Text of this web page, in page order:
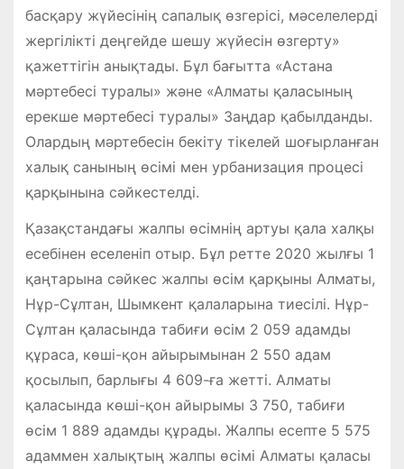
басқару жүйесінің сапалық өзгерісі, мәселелерді
жергілікті деңгейде шешу жүйесін өзгерту»
қажеттігін анықтады. Бұл бағытта «Астана
мәртебесі туралы» және «Алматы қаласының
ерекше мәртебесі туралы» Заңдар қабылданды.
Олардың мәртебесін бекіту тікелей шоғырланған
халық санының өсімі мен урбанизация процесі
қарқынына сәйкестелді.
Қазақстандағы жалпы өсімнің артуы қала халқы
есебінен еселеніп отыр. Бұл ретте 2020 жылғы 1
қаңтарына сәйкес жалпы өсім қарқыны Алматы,
Нұр-Сұлтан, Шымкент қалаларына тиесілі. Нұр-
Сұлтан қаласында табиғи өсім 2 059 адамды
құраса, көші-қон айырымынан 2 550 адам
қосылып, барлығы 4 609-ға жетті. Алматы
қаласында көші-қон айырымы 3 750, табиғи
өсім 1 889 адамды құрады. Жалпы есепте 5 575
адаммен халықтың жалпы өсімі Алматы қаласы